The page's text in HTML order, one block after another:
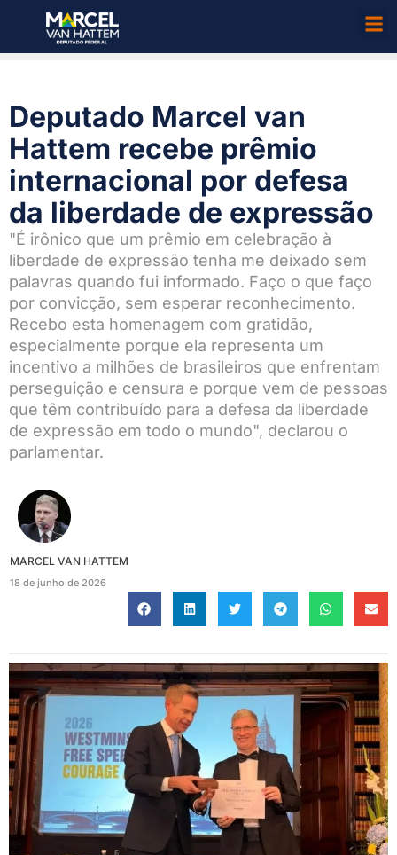
Deputado Marcel van
Hattem recebe prêmio
internacional por defesa
da liberdade de expressão
"É irônico que um prêmio em celebração à
liberdade de expressão tenha me deixado sem
palavras quando fui informado. Faço o que faço
por convicção, sem esperar reconhecimento.
Recebo esta homenagem com gratidão,
especialmente porque ela representa um
incentivo a milhões de brasileiros que enfrentam
perseguição e censura e porque vem de pessoas
que têm contribuído para a defesa da liberdade
de expressão em todo o mundo", declarou o
parlamentar.
MARCEL VAN HATTEM
18 de junho de 2026